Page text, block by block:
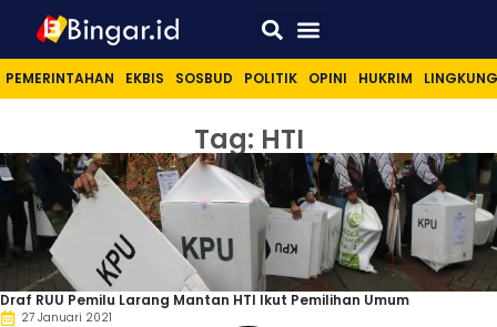
PEMERINTAHAN EKBIS SOSBUD POLITIK OPINI HUKRIM
Tag: HTI
Draf RUU Pemilu Larang Mantan HTI Ikut Pemilihan Umum
27 Januari 2021